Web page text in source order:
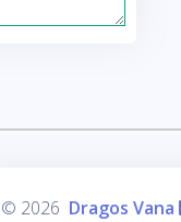
© 2026 Dragos Vana